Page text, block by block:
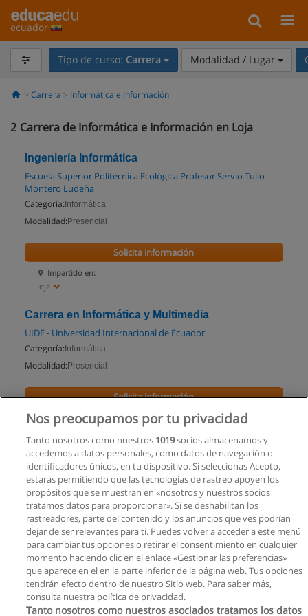
ecuador
Tipo de curso: Carrera Modalidad / Lugar
Carrera Informática e Información
2 Carrera de Informática e Información en Loja
Ingeniería Informática
Escuela Superior Politécnica Ecológica Profesor Servio Tulio
Montero Ludeña
Categoría: Informática
Modalidad: Presencial
Impartido en:
Loja
Solicita información
Carrera en Informática y Multimedia
UIDE - Universidad Internacional de Ecuador
Categoría: Informática
Modalidad: Presencial
Impartido en:
Solicita información
Nos preocupamos por tu privacidad
Tanto nosotros como nuestros 1019socios almacenamos y
accedemos a datos personales, como datos de navegación o
identificadores únicos, en tu dispositivo. Si seleccionas Acepto,
estarás permitiendo que las tecnologías de rastreo apoyen los
propósitos que se muestran en «nosotros y nuestros socios
tratamos datos para proporcionar». Si se deshabilitan los
rastreadores, parte del contenido y los anuncios que ves podrían
dejar de ser relevantes para ti. Puedes volver a acceder a este menú
para cambiar tus opciones o retirar el consentimiento en cualquier
momento haciendo clic en el enlace «Gestionar las preferencias»
que aparece en el en la parte inferior de la página web. Tus opciones
tendrán efecto dentro de nuestro Sitio web. Para saber más,
consulta nuestra política de privacidad.
Tanto nosotros como nuestros asociados tratamos los datos